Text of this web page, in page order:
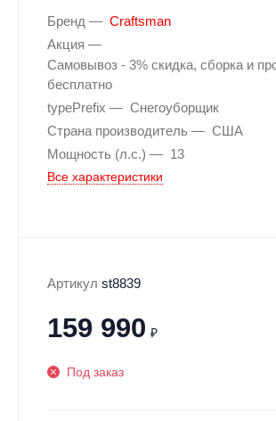
Бренд
Craftsman
Акция
Самовывоз - 3% скидка, сборка и
бесплатно
typePrefix
Снегоуборщик
Страна производитель
США
Мощность (л.с.)
13
Все характеристики
Артикул st8839
159 990 ₽
Под заказ